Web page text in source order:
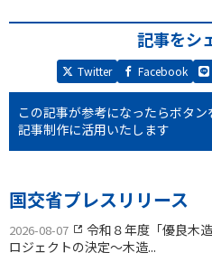
記事をシ
Twitter Facebook
この記事が参考になったらボタン
記事制作に活用いたします
国交省プレスリリース
2026-08-07
令和８年度「優良木
ロジェクトの決定〜木造...